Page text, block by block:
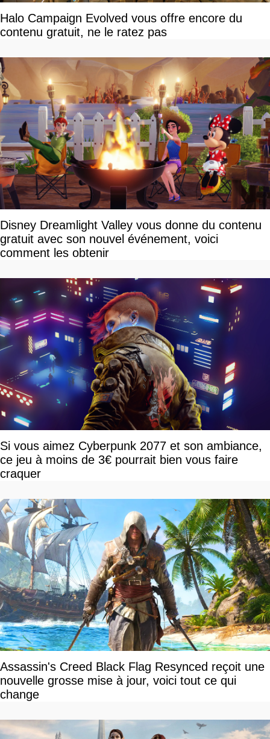
Halo Campaign Evolved vous offre encore du
contenu gratuit, ne le ratez pas
Disney Dreamlight Valley vous donne du contenu
gratuit avec son nouvel événement, voici
comment les obtenir
Si vous aimez Cyberpunk 2077 et son ambiance,
ce jeu à moins de 3€ pourrait bien vous faire
craquer
Assassin's Creed Black Flag Resynced reçoit une
nouvelle grosse mise à jour, voici tout ce qui
change